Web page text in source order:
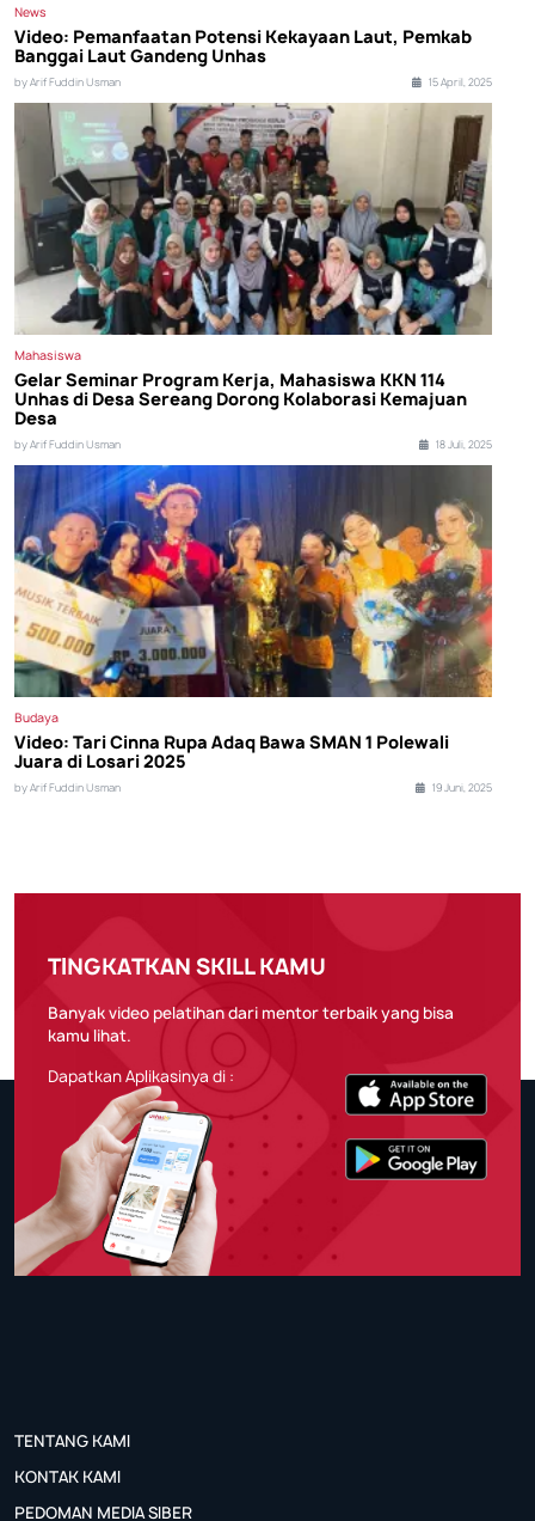
News
Video: Pemanfaatan Potensi Kekayaan Laut, Pemkab
Banggai Laut Gandeng Unhas
by Arif Fuddin Usman 15 April, 2025
Mahasiswa
Gelar Seminar Program Kerja, Mahasiswa KKN 114
Unhas di Desa Sereang Dorong Kolaborasi Kemajuan
Desa
by Arif Fuddin Usman 18 Juli, 2025
Budaya
Video: Tari Cinna Rupa Adaq Bawa SMAN 1 Polewali
Juara di Losari 2025
by Arif Fuddin Usman 19 Juni, 2025
TINGKATKAN SKILL KAMU
Banyak video pelatihan dari mentor terbaik yang bisa
kamu lihat.
Dapatkan Aplikasinya di :
TENTANG KAMI
KONTAK KAMI
PEDOMAN MEDIA SIBER